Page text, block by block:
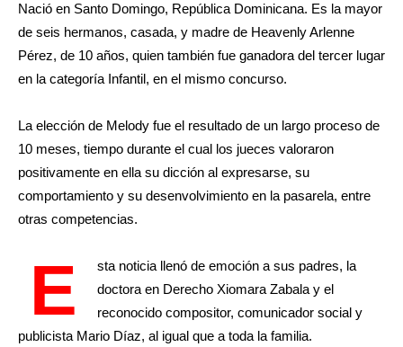
Nació en Santo Domingo, República Dominicana. Es la mayor
de seis hermanos, casada, y madre de Heavenly Arlenne
Pérez, de 10 años, quien también fue ganadora del tercer lugar
en la categoría Infantil, en el mismo concurso.
La elección de Melody fue el resultado de un largo proceso de
10 meses, tiempo durante el cual los jueces valoraron
positivamente en ella su dicción al expresarse, su
comportamiento y su desenvolvimiento en la pasarela, entre
otras competencias.
E
sta noticia llenó de emoción a sus padres, la
doctora en Derecho Xiomara Zabala y el
reconocido compositor, comunicador social y
publicista Mario Díaz, al igual que a toda la familia.